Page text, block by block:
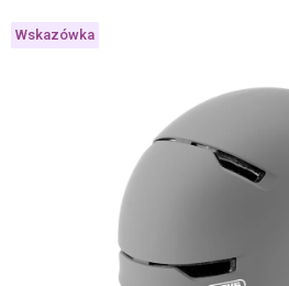
produktu
wynosi
Wskazówka